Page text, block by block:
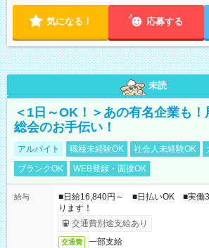
気になる！ 応募する
未読
＜1日～OK！＞あの有名企業も
総会のお手伝い！
アルバイト 職種未経験OK 社会人未経験OK
ブランクOK
WEB登録・面接OK
給与
■日給16,840円～ ■日払いOK ■実働3
ります！
交通費別途支給あり
交通費 一部支給